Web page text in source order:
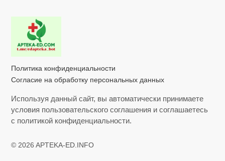
Политика конфиденциальности
Согласие на обработку персональных данных
Используя данный сайт, вы автоматически принимаете
условия пользовательского соглашения и соглашаетесь
с политикой конфиденциальности.
© 2026 APTEKA-ED.INFO